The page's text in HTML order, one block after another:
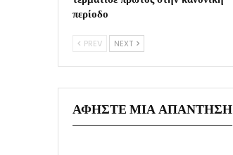
περίοδο
PREV NEXT
ΑΦΉΣΤΕ ΜΙΑ ΑΠΆΝΤΗΣΗ